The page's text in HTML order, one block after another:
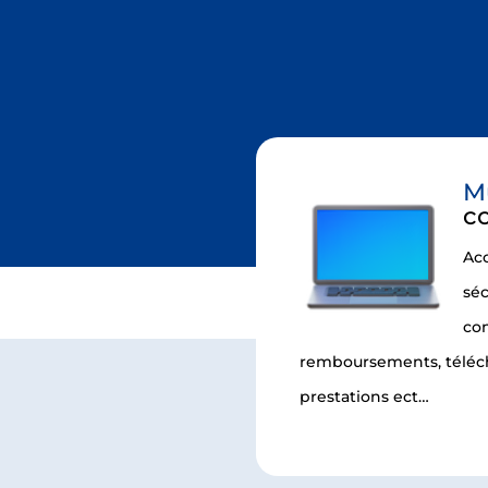
remboursements,
prestations ect…